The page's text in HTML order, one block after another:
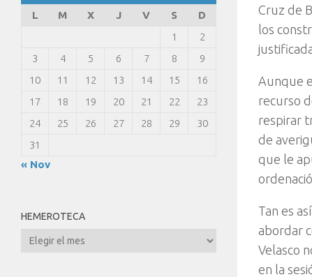
Cruz de
los
Aunque
recurso
respirar
de
que le
Tan es
abordar
Velasco
en la
L
M X J V S
D
1
2
3
4 5 6 7 8
9
10
11 12 13 14 15
16
17
18 19 20 21 22
23
24
25 26 27 28 29
30
31
« Nov
HEMEROTECA
Hemeroteca